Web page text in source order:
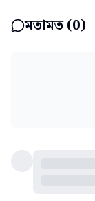
মতামত (0)